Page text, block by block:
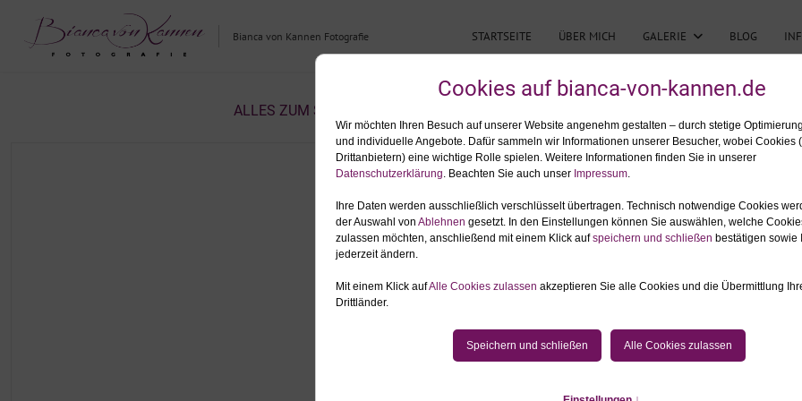
Bianca von Kannen Fotografie STARTSEITE ÜBER MICH GALERIE BLOG
ALLES ZUM SCHLAGWORT: SEXY FOTOSHOOTING